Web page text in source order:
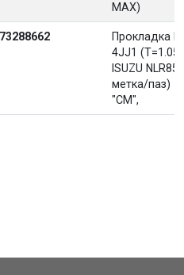
MAX)
Прокладка
4JJ1 (T=1.05)
ISUZU NLR85
метка/паз)
"CM",